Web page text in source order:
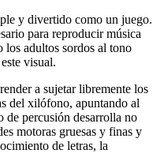
y divertido como un juego.
para reproducir música
los adultos sordos al tono
visual.
a sujetar libremente los
del xilófono, apuntando al
de percusión desarrolla no
motoras gruesas y finas y
de letras, la